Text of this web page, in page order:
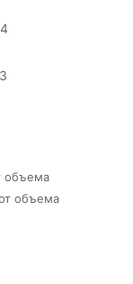
объема
объема